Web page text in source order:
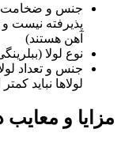
پذیرفته نیست
آهن هستند)
نوع لولا
جنس و تعداد
لولاها نباید
مزایا و